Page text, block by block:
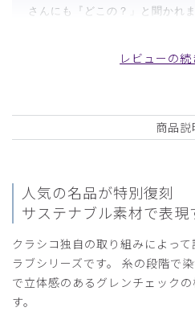
さんにも『どこの？」と聞かれ
L45レディース:グレン
ご購入者様
購入確認済み
年齢:50代 身長:156-160cm
サイズ感小さめ
ストレッチ感 よく伸びる
レビューの続
商品説
人気の名品が特別復刻
サステナブル素材で表現
クラシコ独自の取り組みによっ
ラブシリーズです。 糸の段階で
で立体感のあるグレンチェック
す。